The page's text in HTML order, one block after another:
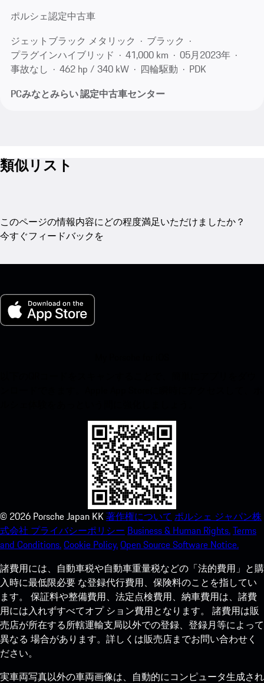
ポルシェ認定中古車
ジェットブラック メタリック
ブラック
プラグインハイブリッド
41,000 km
05月​2023年
事故なし
462 hp / 340 kW 四輪駆動
PDK
PCみなとみらい 認定中古車センター
類似リスト
このページの情報内容にどの程度満足いただけましたか？
今すぐフィードバックを
© 2026 Porsche Japan KK著作権について ポルシェ ジャパン株
式会社 プライバシーポリシー Business & Human Rights.Terms
and Conditions.Cookie Policy.Open Source Software Notice.
諸費用には、自動車税や自動車重量税などの「法的費用」と購
入時に最低限必要 な登録代行費用、保険料のことを指してい
ます。 保証料や整備費用、法定点検費用、納車費用は、諸費
用には入れずすべてオプ ション費用となります。 諸費用は販
売店が所在する所轄運輸支局以外での登録、登録月等によって
異なる 場合があります。詳しくは販売店までお問い合わせく
ださい。
実車両写真以外の車両画像は、自動的にコンピュータ生成され